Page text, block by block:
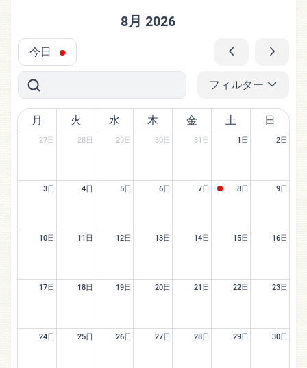
今日
8月 2026
フィルター
月 火 水 木 金 土 日
27日 28日 29日 30日 31日 1日 2日
3日 4日 5日 6日 7日 8日 9日
10日 11日 12日 13日 14日 15日 16日
17日 18日 19日 20日 21日 22日 23日
24日 25日 26日 27日 28日 29日 30日